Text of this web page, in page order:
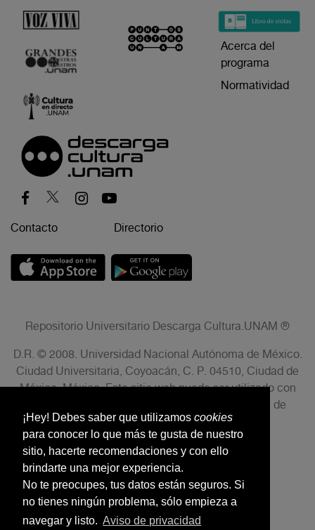
¡Hey! Debes saber que utilizamos cookies
para conocer lo que más te gusta de nuestro
sitio, hacerte recomendaciones y con ello
brindarte una mejor experiencia.
No te preocupes, tus datos están seguros. Si
no tienes ningún problema, sólo empieza a
navegar y listo. Aviso de privacidad
Acerca del
programa
Normatividad
Contacto Directorio
Repositorio Universitario Descarga Cultura.UNAM ®
D.R. © 2008. Universidad Nacional Autónoma de México.
Ciudad Universitaria, Coyoacán, C. P. 04510, Ciudad de
México, México. Este sitio web puede ser utilizado con
fines no lucrativos siempre que se cite la fuente de
conformidad con el AVISO LEGAL.